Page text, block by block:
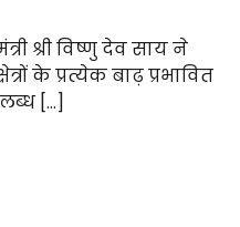
श्री विष्णु देव साय ने
के प्रत्येक बाढ़ प्रभावित
[…]